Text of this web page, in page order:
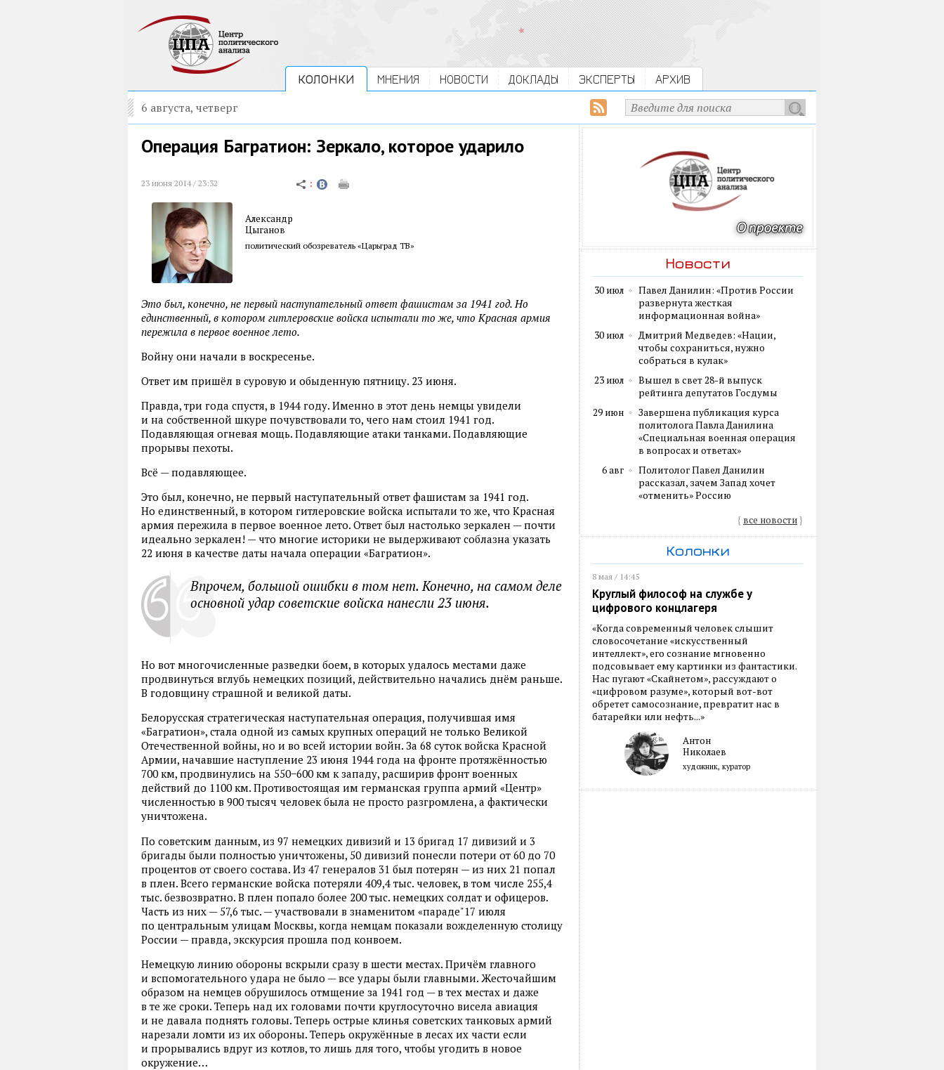
КОЛОНКИ МНЕНИЯ НОВОСТИ ДОКЛАДЫ ЭКСПЕРТЫ АРХИВ
6 августа, четверг
Операция Багратион: Зеркало, которое ударило
23 июня 2014 / 23:32
Александр
Цыганов
политический обозреватель «Царьград ТВ»
Это был, конечно, не первый наступательный ответ фашистам за 1941 год. Но
единственный, в котором гитлеровские войска испытали то же, что Красная армия
пережила в первое военное лето.
Войну они начали в воскресенье.
Ответ им пришёл в суровую и обыденную пятницу. 23 июня.
Правда, три года спустя, в 1944 году. Именно в этот день немцы увидели
и на собственной шкуре почувствовали то, чего нам стоил 1941 год.
Подавляющая огневая мощь. Подавляющие атаки танками. Подавляющие
прорывы пехоты.
Всё — подавляющее.
Это был, конечно, не первый наступательный ответ фашистам за 1941 год.
Но единственный, в котором гитлеровские войска испытали то же, что Красная
армия пережила в первое военное лето. Ответ был настолько зеркален — почти
идеально зеркален! — что многие историки не выдерживают соблазна указать
22 июня в качестве даты начала операции «Багратион».
Впрочем, большой ошибки в том нет. Конечно, на самом деле
основной удар советские войска нанесли 23 июня.
Но вот многочисленные разведки боем, в которых удалось местами даже
продвинуться вглубь немецких позиций, действительно начались днём раньше.
В годовщину страшной и великой даты.
Белорусская стратегическая наступательная операция, получившая имя
«Багратион», стала одной из самых крупных операций не только Великой
Отечественной войны, но и во всей истории войн. За 68 суток войска Красной
Армии, начавшие наступление 23 июня 1944 года на фронте протяжённостью
700 км, продвинулись на 550−600 км к западу, расширив фронт военных
действий до 1100 км. Противостоящая им германская группа армий «Центр»
численностью в 900 тысяч человек была не просто разгромлена, а фактически
уничтожена.
По советским данным, из 97 немецких дивизий и 13 бригад 17 дивизий и 3
бригады были полностью уничтожены, 50 дивизий понесли потери от 60 до 70
процентов от своего состава. Из 47 генералов 31 был потерян — из них 21 попал
в плен. Всего германские войска потеряли 409,4 тыс. человек, в том числе 255,4
тыс. безвозвратно. В плен попало более 200 тыс. немецких солдат и офицеров.
Часть из них — 57,6 тыс. — участвовали в знаменитом «параде"17 июля
по центральным улицам Москвы, когда немцам показали вожделенную столицу
России — правда, экскурсия прошла под конвоем.
Немецкую линию обороны вскрыли сразу в шести местах. Причём главного
и вспомогательного удара не было — все удары были главными. Жесточайшим
образом на немцев обрушилось отмщение за 1941 год — в тех местах и даже
в те же сроки. Теперь над их головами почти круглосуточно висела авиация
и не давала поднять головы. Теперь острые клинья советских танковых армий
нарезали ломти из их обороны. Теперь окружённые в лесах их части если
и прорывались вдруг из котлов, то лишь для того, чтобы угодить в новое
окружение…
Новости
30 июл
Павел Данилин: «Против России
развернута жесткая
информационная война»
30 июл
Дмитрий Медведев: «Нации,
чтобы сохраниться, нужно
собраться в кулак»
23 июл
Вышел в свет 28-й выпуск
рейтинга депутатов Госдумы
29 июн
Завершена публикация курса
политолога Павла Данилина
«Специальная военная операция
в вопросах и ответах»
6 авг
Политолог Павел Данилин
рассказал, зачем Запад хочет
«отменить» Россию
{ все новости}
Колонки
8 мая / 14:45
Круглый философ на службе у
цифрового концлагеря
«Когда современный человек слышит
словосочетание «искусственный
интеллект», его сознание мгновенно
подсовывает ему картинки из фантастики.
Нас пугают «Скайнетом», рассуждают о
«цифровом разуме», который вот-вот
обретет самосознание, превратит нас в
батарейки или нефть...»
Антон
Николаев
художник, куратор